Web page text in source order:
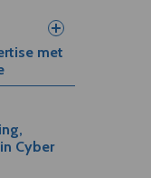
met
Cyber